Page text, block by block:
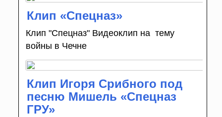
Клип «Спецназ»
Клип "Спецназ" Видеоклип на тему
войны в Чечне
Клип Игоря Срибного под
песню Мишель «Спецназ
ГРУ»